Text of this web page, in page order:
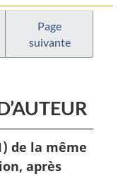
Page
suivante
de la même
après